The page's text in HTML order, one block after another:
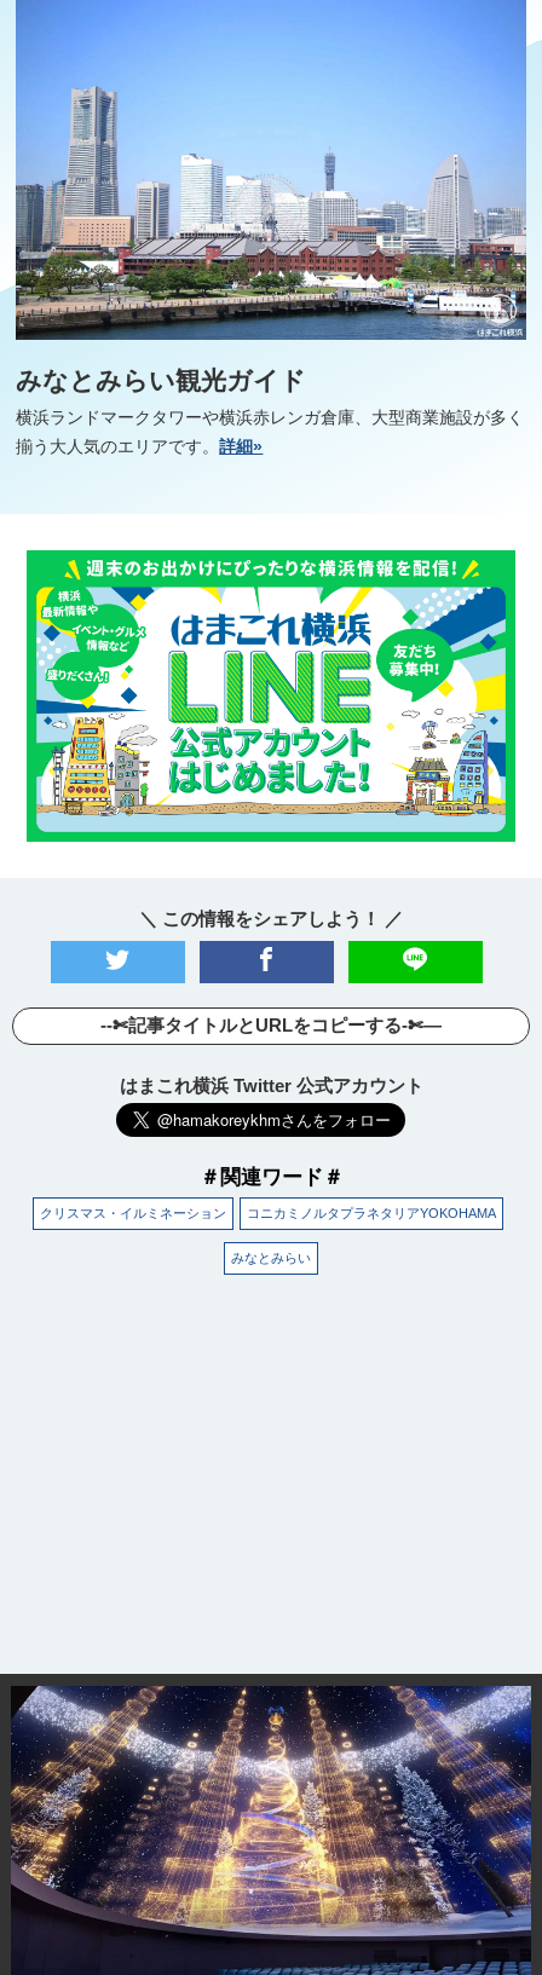
みなとみらい観光ガイド
横浜ランドマークタワーや横浜赤レンガ倉庫、大型商業施設が多く
揃う大人気のエリアです。詳細»
＼ この情報をシェアしよう！ ／
--✄記事タイトルとURLをコピーする-✄—
はまこれ横浜 Twitter 公式アカウント
＃関連ワード＃
クリスマス・イルミネーション コニカミノルタプラネタリアYOKOHAMA
みなとみらい